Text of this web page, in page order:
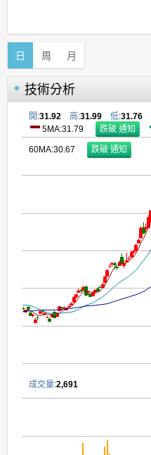
日 周 月
技術分析
開 :31.92 高:31.99 低:31.76
5MA:31.79
60MA:30.67
成交量:2,691